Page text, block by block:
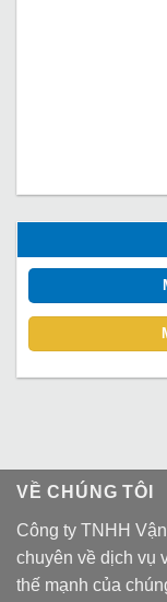
VỀ CHÚNG TÔI
Công ty TNHH
chuyên về dịch vụ
thế mạnh của